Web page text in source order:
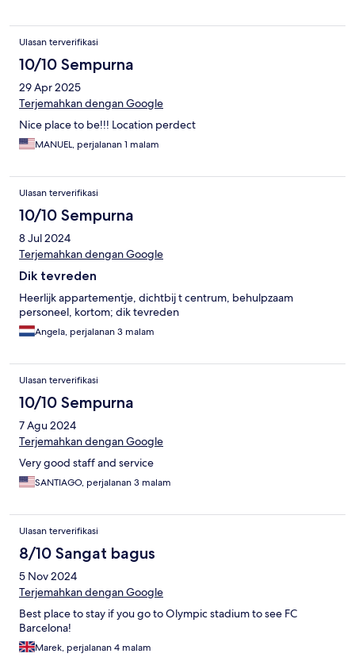
Ulasan terverifikasi
10/10 Sempurna
29 Apr 2025
Terjemahkan dengan Google
Nice place to be!!! Location perdect
MANUEL, perjalanan 1 malam
Ulasan terverifikasi
10/10 Sempurna
8 Jul 2024
Terjemahkan dengan Google
Dik tevreden
Heerlijk appartementje, dichtbij t centrum, behulpzaam
personeel, kortom; dik tevreden
Angela, perjalanan 3 malam
Ulasan terverifikasi
10/10 Sempurna
7 Agu 2024
Terjemahkan dengan Google
Very good staff and service
SANTIAGO, perjalanan 3 malam
Ulasan terverifikasi
8/10 Sangat bagus
5 Nov 2024
Terjemahkan dengan Google
Best place to stay if you go to Olympic stadium to see FC
Barcelona!
Marek, perjalanan 4 malam